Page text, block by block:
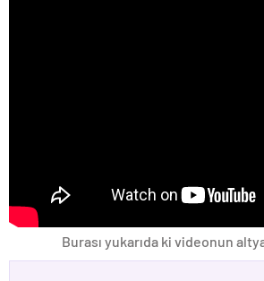
Burası yukarıda ki videonun